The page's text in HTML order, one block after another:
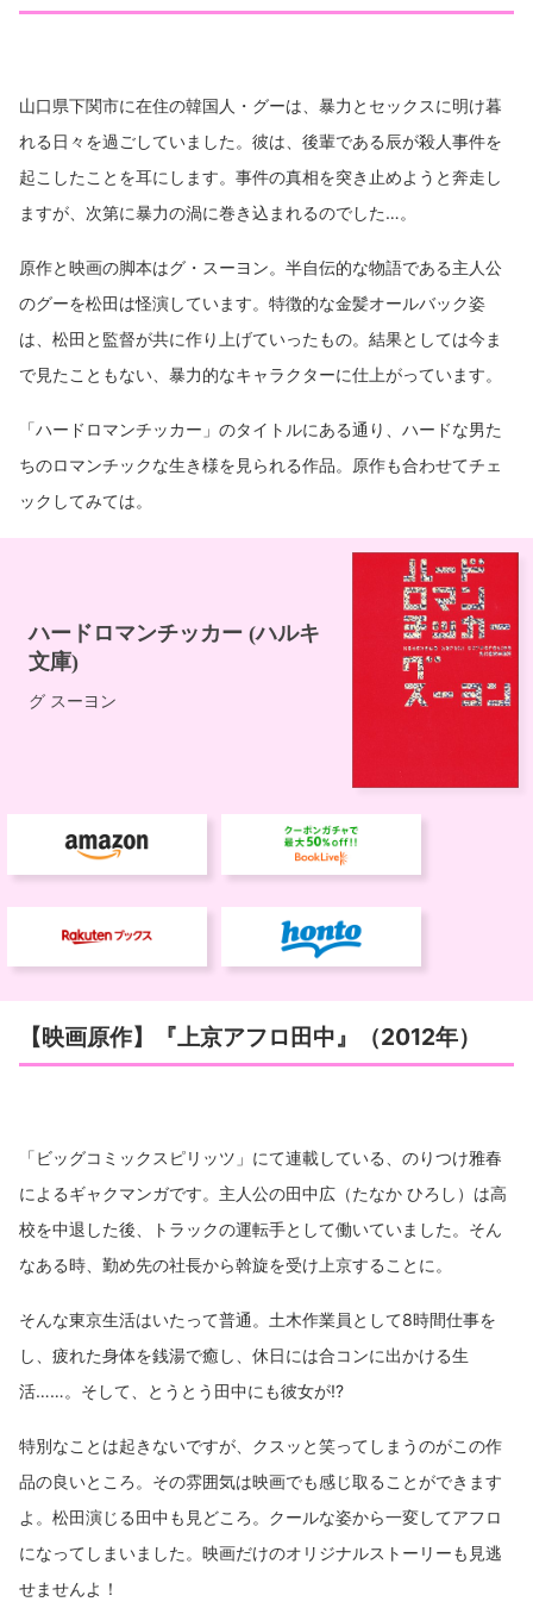
山口県下関市に在住の韓国人・グーは、暴力とセックスに明け暮
れる日々を過ごしていました。彼は、後輩である辰が殺人事件を
起こしたことを耳にします。事件の真相を突き止めようと奔走し
ますが、次第に暴力の渦に巻き込まれるのでした…。
原作と映画の脚本はグ・スーヨン。半自伝的な物語である主人公
のグーを松田は怪演しています。特徴的な金髪オールバック姿
は、松田と監督が共に作り上げていったもの。結果としては今ま
で見たこともない、暴力的なキャラクターに仕上がっています。
「ハードロマンチッカー」のタイトルにある通り、ハードな男た
ちのロマンチックな生き様を見られる作品。原作も合わせてチェ
ックしてみては。
【映画原作】『上京アフロ田中』（2012年）
「ビッグコミックスピリッツ」にて連載している、のりつけ雅春
によるギャクマンガです。主人公の田中広（たなか ひろし）は高
校を中退した後、トラックの運転手として働いていました。そん
なある時、勤め先の社長から斡旋を受け上京することに。
そんな東京生活はいたって普通。土木作業員として8時間仕事を
し、疲れた身体を銭湯で癒し、休日には合コンに出かける生
活……。そして、とうとう田中にも彼女が⁉
特別なことは起きないですが、クスッと笑ってしまうのがこの作
品の良いところ。その雰囲気は映画でも感じ取ることができます
よ。松田演じる田中も見どころ。クールな姿から一変してアフロ
になってしまいました。映画だけのオリジナルストーリーも見逃
せませんよ！